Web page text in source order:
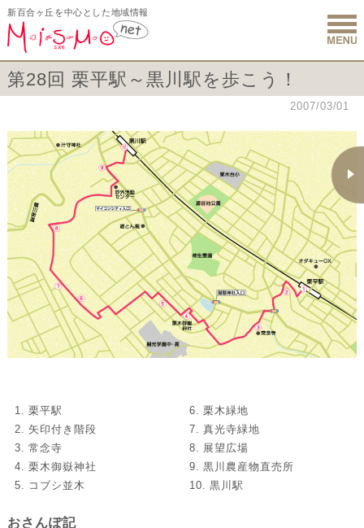
新百合ヶ丘を中心とした地域情報
新百合ヶ
第28回 栗平駅～黒川駅を歩こう！
2007/03/01
1. 栗平駅
2. 矢印付き階段
3. 常念寺
4. 栗木御嶽神社
5. コブシ並木
6. 栗木緑地
7. 真光寺緑地
8. 展望広場
9. 黒川農産物直売所
10. 黒川駅
おさんぽ記